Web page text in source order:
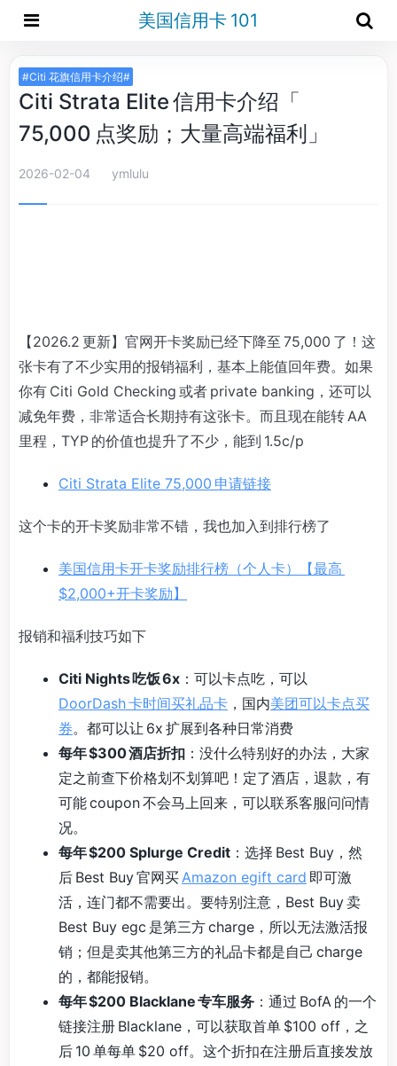
美国信用卡 101
#Citi 花旗信用卡介绍#
Citi Strata Elite 信用卡介绍「
75,000 点奖励；大量高端福利」
2026-02-04 ymlulu
【2026.2 更新】官网开卡奖励已经下降至 75,000 了！这
张卡有了不少实用的报销福利，基本上能值回年费。如果
你有 Citi Gold Checking 或者 private banking，还可以
减免年费，非常适合长期持有这张卡。而且现在能转 AA
里程，TYP 的价值也提升了不少，能到 1.5c/p
Citi Strata Elite 75,000 申请链接
这个卡的开卡奖励非常不错，我也加入到排行榜了
美国信用卡开卡奖励排行榜（个人卡）【最高
$2,000+开卡奖励】
报销和福利技巧如下
Citi Nights 吃饭 6x ：可以卡点吃，可以
DoorDash 卡时间买礼品卡 ，国内美团可以卡点买
券。都可以让 6x 扩展到各种日常消费
每年 $300 酒店折扣 ：没什么特别好的办法，大家
定之前查下价格划不划算吧！定了酒店，退款，有
可能 coupon 不会马上回来，可以联系客服问问情
况。
每年 $200 Splurge Credit ：选择 Best Buy，然
后 Best Buy 官网买Amazon egift card 即可激
活，连门都不需要出。要特别注意，Best Buy 卖
Best Buy egc 是第三方 charge，所以无法激活报
销；但是卖其他第三方的礼品卡都是自己 charge
的，都能报销。
每年 $200 Blacklane 专车服务 ：通过 BofA 的一个
链接注册 Blacklane，可以获取首单 $100 off，之
后 10 单每单 $20 off。这个折扣在注册后直接发放